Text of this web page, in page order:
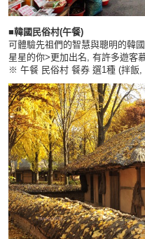
■韓國民俗村(午餐)
可體驗先祖們的智慧與聰明的韓
星星的你>更加出名, 有許多遊客
※ 午餐 民俗村 餐券 選1種 (拌飯